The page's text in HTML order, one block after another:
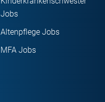
Jobs
Altenpflege Jobs
MFA Jobs